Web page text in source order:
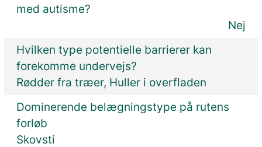
med autisme?
Nej
Hvilken type potentielle barrierer kan
forekomme undervejs?
Rødder fra træer, Huller i overfladen
Dominerende belægningstype på rutens
forløb
Skovsti